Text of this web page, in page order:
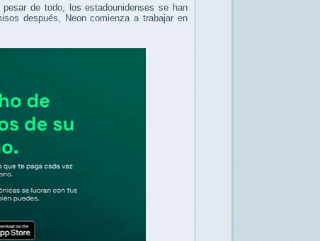
de todo, los estadounidenses se han
después, Neon comienza a trabajar en